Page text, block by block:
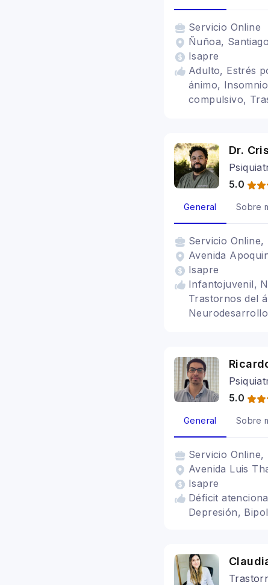
Servicio Online
Ñuñoa,
Isapre
Adulto, Estrés
ánimo,
compulsivo,
Dr.
5.0
General Sobre
Servicio Online,
Avenida
Isapre
Infantojuvenil,
Trastornos del
Fobias, Crisis de
5.0
General Sobre
Servicio Online,
Avenida Luis
Isapre
Déficit
Depresión,